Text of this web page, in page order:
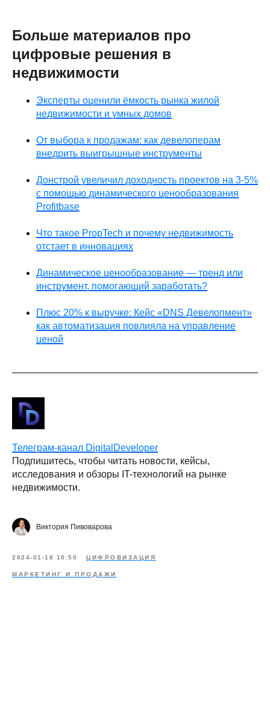
Больше материалов про
цифровые решения в
недвижимости
Эксперты оценили ёмкость рынка жилой
недвижимости и умных домов
От выбора к продажам: как девелоперам
внедрить выигрышные инструменты
Донстрой увеличил доходность проектов на 3-5%
с помощью динамического ценообразования
Profitbase
Что такое PropTech и почему недвижимость
отстает в инновациях
Динамическое ценообразование — тренд или
инструмент, помогающий заработать?
Плюс 20% к выручке: Кейс «DNS Девелопмент»
как автоматизация повлияла на управление
ценой
Телеграм-канал DigitalDeveloper
Подпишитесь, чтобы читать новости, кейсы,
исследования и обзоры IT-технологий на рынке
недвижимости.
Виктория Пивоварова
2024-01-18 10:50 ЦИФРОВИЗАЦИЯ
МАРКЕТИНГ И ПРОДАЖИ